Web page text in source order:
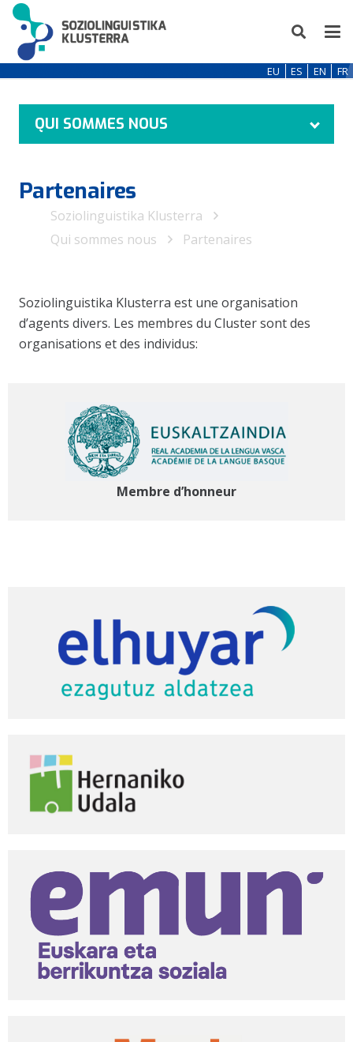
EU ES EN FR
QUI SOMMES NOUS
Partenaires
Soziolinguistika Klusterra
Qui sommes nous
Partenaires
Soziolinguistika Klusterra est une organisation
d’agents divers. Les membres du Cluster sont des
organisations et des individus:
Membre d’honneur